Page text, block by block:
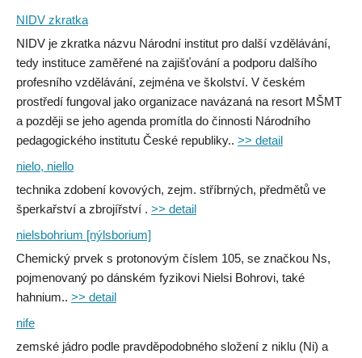
NIDV zkratka
NIDV je zkratka názvu Národní institut pro další vzdělávání,
tedy instituce zaměřené na zajišťování a podporu dalšího
profesního vzdělávání, zejména ve školství. V českém
prostředí fungoval jako organizace navázaná na resort MŠMT
a později se jeho agenda promítla do činnosti Národního
pedagogického institutu České republiky.. >> detail
nielo, niello
technika zdobení kovových, zejm. stříbrných, předmětů ve
šperkařství a zbrojířství . >> detail
nielsbohrium [nýlsborium]
Chemický prvek s protonovým číslem 105, se značkou Ns,
pojmenovaný po dánském fyzikovi Nielsi Bohrovi, také
hahnium.. >> detail
nife
zemské jádro podle pravděpodobného složení z niklu (Ni) a